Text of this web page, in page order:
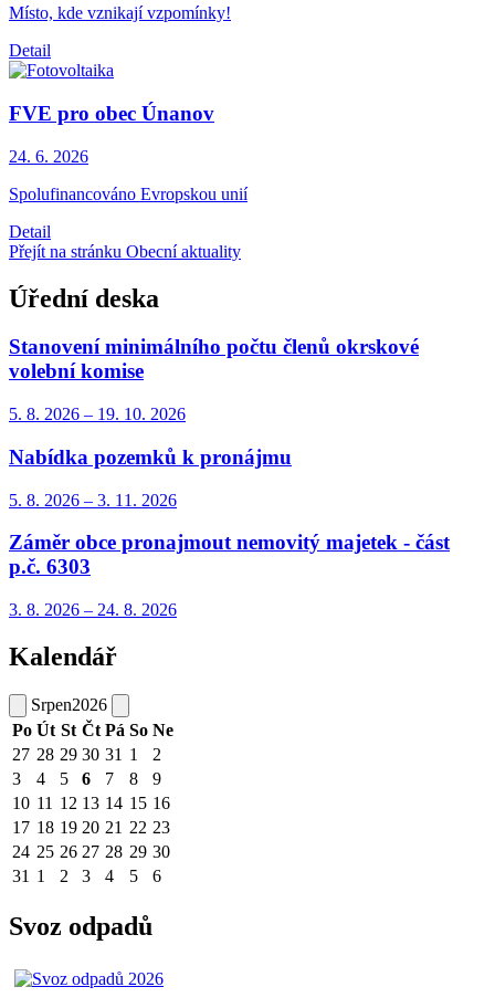
Místo, kde vznikají vzpomínky!
Detail
FVE pro obec Únanov
24. 6. 2026
Spolufinancováno Evropskou unií
Detail
Přejít na stránku Obecní aktuality
Úřední deska
Stanovení minimálního počtu členů okrskové
volební komise
5. 8. 2026 – 19. 10. 2026
Nabídka pozemků k pronájmu
5. 8. 2026 – 3. 11. 2026
Záměr obce pronajmout nemovitý majetek - část
p.č. 6303
3. 8. 2026 – 24. 8. 2026
Kalendář
Srpen2026
Po Út St Čt Pá So Ne
27 28 29 30 31 1
2
3
4 5 6 7 8
9
10 11 12 13 14 15 16
17 18 19 20 21 22 23
24 25 26 27 28 29 30
31 1 2 3 4 5 6
Svoz odpadů